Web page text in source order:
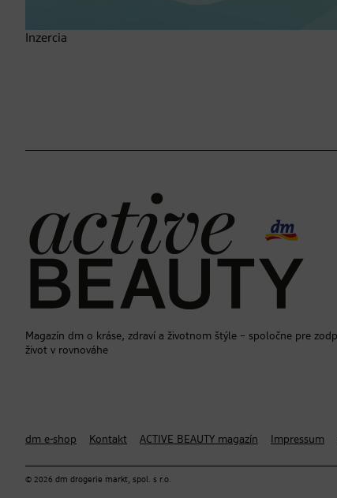
Inzercia
Magazín dm o kráse, zdraví a životnom štýle – spoločne pre
život v rovnováhe
dm e-shop Kontakt ACTIVE BEAUTY magazín Impressum
© 2026 dm drogerie markt, spol. s r.o.